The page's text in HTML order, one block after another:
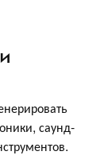
саунд-